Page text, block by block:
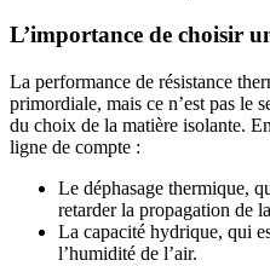
L’importance de choisir
La performance de résistance
primordiale, mais ce n’est pas le
du choix de la matière isolante.
ligne de compte :
Le déphasage thermique,
retarder la propagation de
La capacité hydrique, qui
l’humidité de l’air.